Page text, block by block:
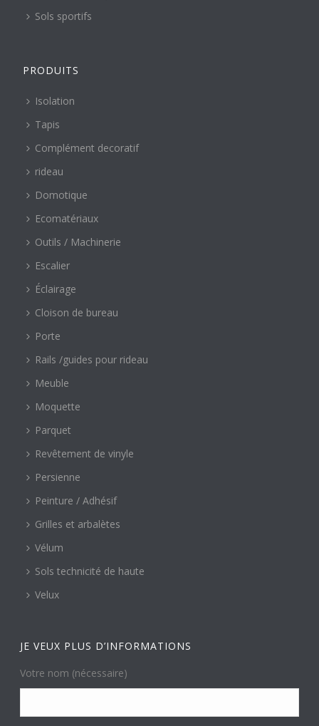
Sols sportifs
PRODUITS
Isolation
Tapis
Complément decoratif
rideau
Domotique
Ecomatériaux
Outils / Machinerie
Escalier
Éclairage
Cloison de bureau
Porte
Rails /guides pour rideau
Meuble
Moquette
Parquet
Revêtement de vinyle
Persienne
Peinture / Adhésif
Grilles et arbalètes
Vélum
Sols technicité de haute
Velux
JE VEUX PLUS D’INFORMATIONS
Votre nom (nécessaire)